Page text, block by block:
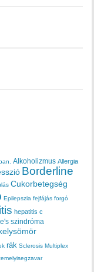
Alkoholizmus Allergia
Borderline
Cukorbetegség
Epilepszia fejfájás forgó
hepatitis c
szindróma
rák Sclerosis Multiplex